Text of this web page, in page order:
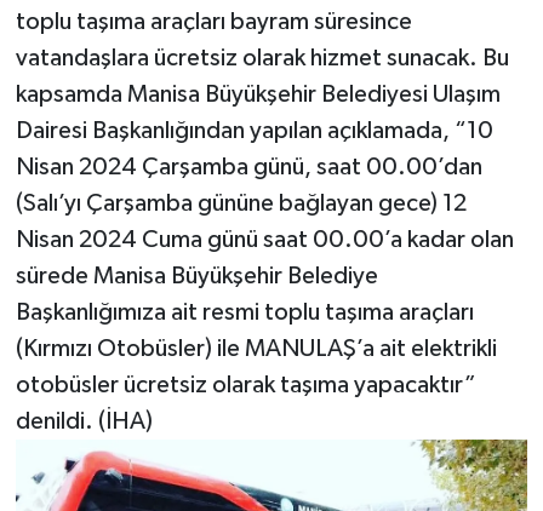
toplu taşıma araçları bayram süresince
vatandaşlara ücretsiz olarak hizmet sunacak. Bu
kapsamda Manisa Büyükşehir Belediyesi Ulaşım
Dairesi Başkanlığından yapılan açıklamada, “10
Nisan 2024 Çarşamba günü, saat 00.00’dan
(Salı’yı Çarşamba gününe bağlayan gece) 12
Nisan 2024 Cuma günü saat 00.00’a kadar olan
sürede Manisa Büyükşehir Belediye
Başkanlığımıza ait resmi toplu taşıma araçları
(Kırmızı Otobüsler) ile MANULAŞ’a ait elektrikli
otobüsler ücretsiz olarak taşıma yapacaktır”
denildi. (İHA)